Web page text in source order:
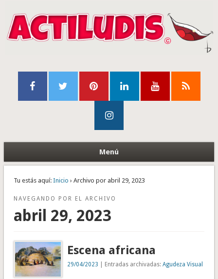
Menú
Tu estás aquí: Inicio › Archivo por abril 29, 2023
NAVEGANDO POR EL ARCHIVO
abril 29, 2023
Escena africana
29/04/2023 | Entradas archivadas:Agudeza Visual